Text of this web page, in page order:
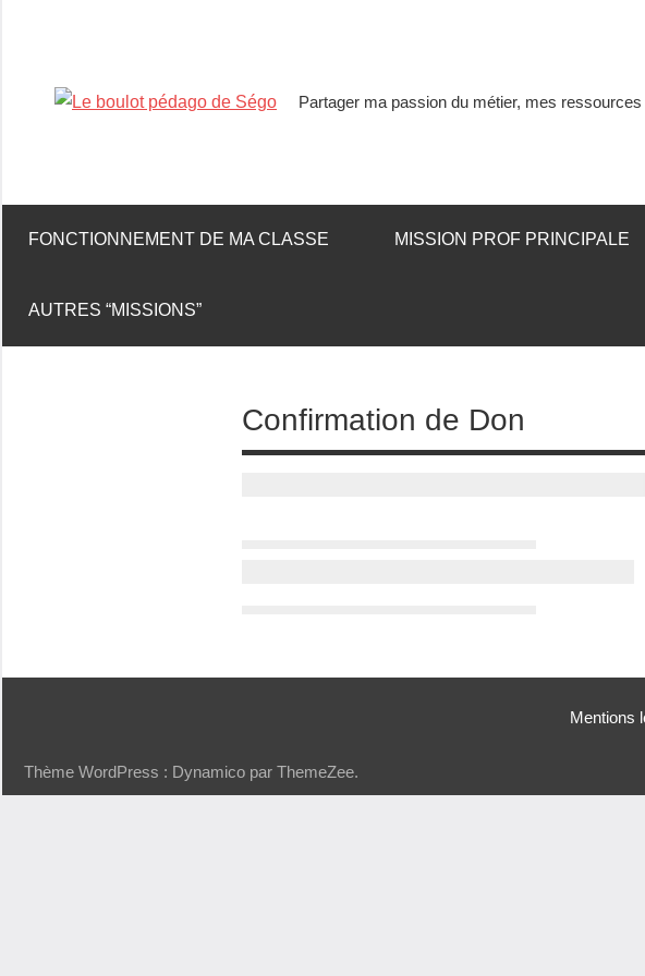
boulot
pédago
Partager ma passion du métier, mes
FONCTIONNEMENT DE MA CLASSE MISSION PROF PRINCIPALE
AUTRES “MISSIONS”
Confirmation de Don
Mentions
Thème WordPress : Dynamico par ThemeZee.